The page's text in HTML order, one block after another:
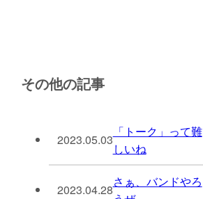
その他の記事
2023.05.03
「トーク」って難
しいね
2023.04.28
さぁ、バンドやろ